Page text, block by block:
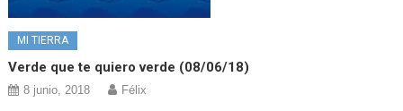
MI TIERRA
Verde que te quiero verde (08/06/18)
8 junio, 2018 Félix